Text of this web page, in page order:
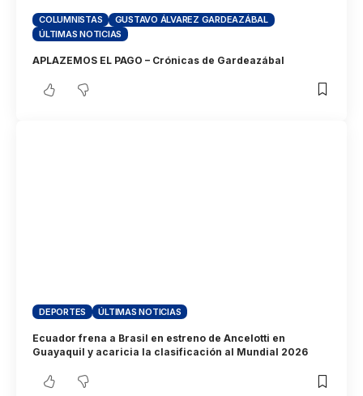
COLUMNISTAS
GUSTAVO ÁLVAREZ GARDEAZÁBAL
ÚLTIMAS NOTICIAS
APLAZEMOS EL PAGO – Crónicas de Gardeazábal
DEPORTES ÚLTIMAS NOTICIAS
Ecuador frena a Brasil en estreno de Ancelotti en
Guayaquil y acaricia la clasificación al Mundial 2026